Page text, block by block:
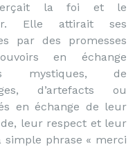
la foi et le
Elle attirait ses
par des promesses
en échange
mystiques, de
d’artefacts ou
en échange de leur
leur respect et leur
phrase « merci